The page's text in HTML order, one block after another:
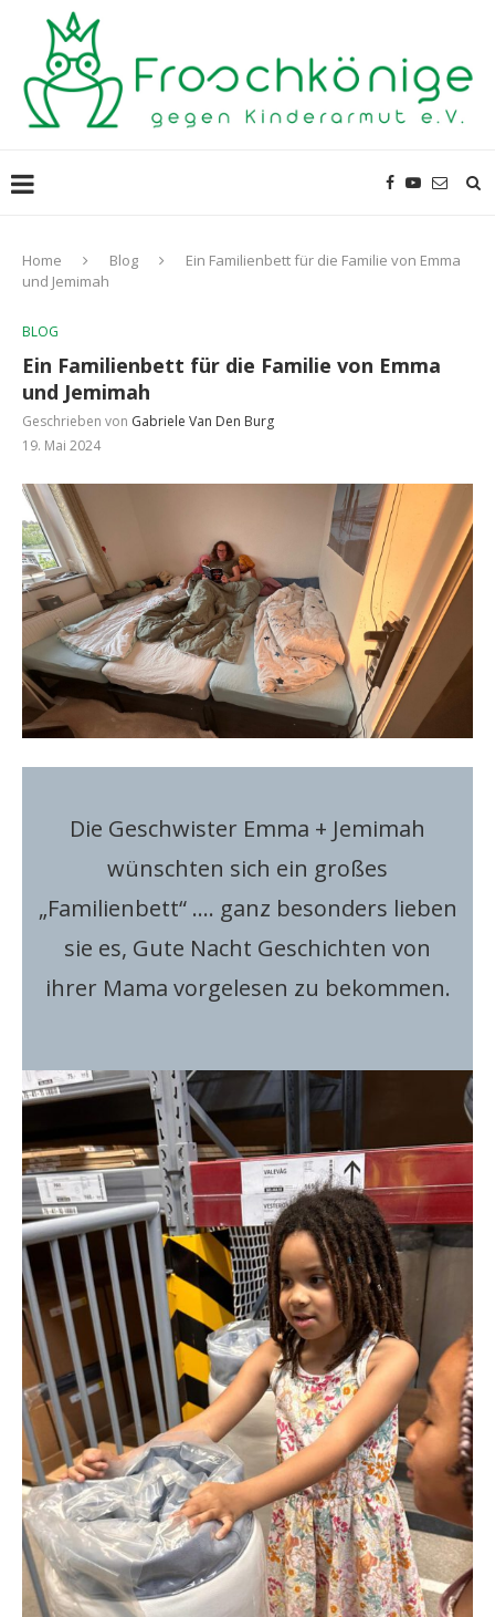
Home Blog
Ein Familienbett für die Familie von Emma
und Jemimah
BLOG
Ein Familienbett für die Familie von Emma
und Jemimah
Geschrieben von Gabriele Van Den Burg
19. Mai 2024
Die Geschwister Emma + Jemimah
wünschten sich ein großes
„Familienbett“ …. ganz besonders lieben
sie es, Gute Nacht Geschichten von
ihrer Mama vorgelesen zu bekommen.